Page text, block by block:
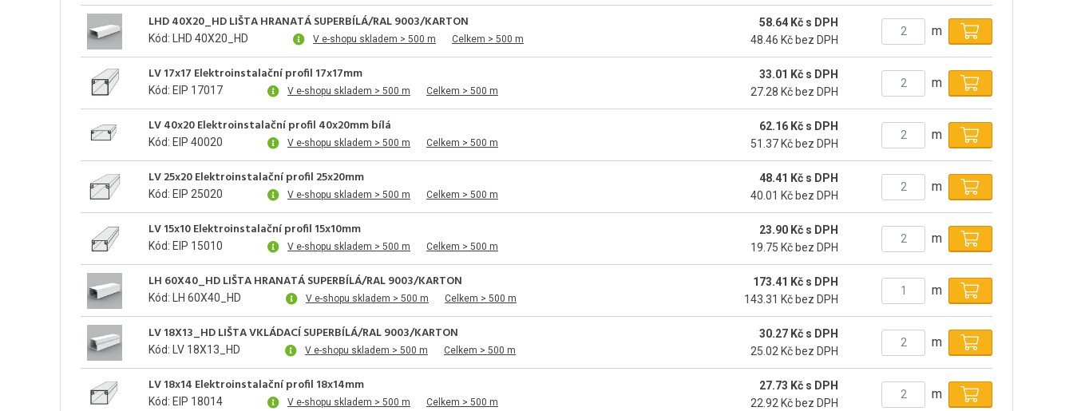
LHD 40X20_HD LIŠTA HRANATÁ SUPERBÍLÁ/RAL 9003/KARTON
Kód: LHD 40X20_HD V e-shopu skladem > 500 m Celkem > 500 m
58.64 Kč s DPH
48.46 Kč bez DPH
m
LV 17x17 Elektroinstalační profil 17x17mm
Kód: EIP 17017 V e-shopu skladem > 500 m Celkem > 500 m
33.01 Kč s DPH
27.28 Kč bez DPH
m
LV 40x20 Elektroinstalační profil 40x20mm bílá
Kód: EIP 40020 V e-shopu skladem > 500 m Celkem > 500 m
62.16 Kč s DPH
51.37 Kč bez DPH
m
LV 25x20 Elektroinstalační profil 25x20mm
Kód: EIP 25020 V e-shopu skladem > 500 m Celkem > 500 m
48.41 Kč s DPH
40.01 Kč bez DPH
m
LV 15x10 Elektroinstalační profil 15x10mm
Kód: EIP 15010 V e-shopu skladem > 500 m Celkem > 500 m
23.90 Kč s DPH
19.75 Kč bez DPH
m
LH 60X40_HD LIŠTA HRANATÁ SUPERBÍLÁ/RAL 9003/KARTON
Kód: LH 60X40_HD V e-shopu skladem > 500 m Celkem > 500 m
173.41 Kč s DPH
143.31 Kč bez DPH
m
LV 18X13_HD LIŠTA VKLÁDACÍ SUPERBÍLÁ/RAL 9003/KARTON
Kód: LV 18X13_HD V e-shopu skladem > 500 m Celkem > 500 m
30.27 Kč s DPH
25.02 Kč bez DPH
m
LV 18x14 Elektroinstalační profil 18x14mm
Kód: EIP 18014 V e-shopu skladem > 500 m Celkem > 500 m
27.73 Kč s DPH
22.92 Kč bez DPH
m